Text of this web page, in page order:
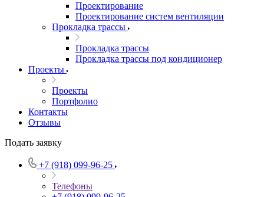
Проектирование
Проектирование систем вентиляции
Прокладка трассы
Прокладка трассы
Прокладка трассы под кондиционер
Проекты
Проекты
Портфолио
Контакты
Отзывы
Подать заявку
+7 (918) 099-96-25
Телефоны